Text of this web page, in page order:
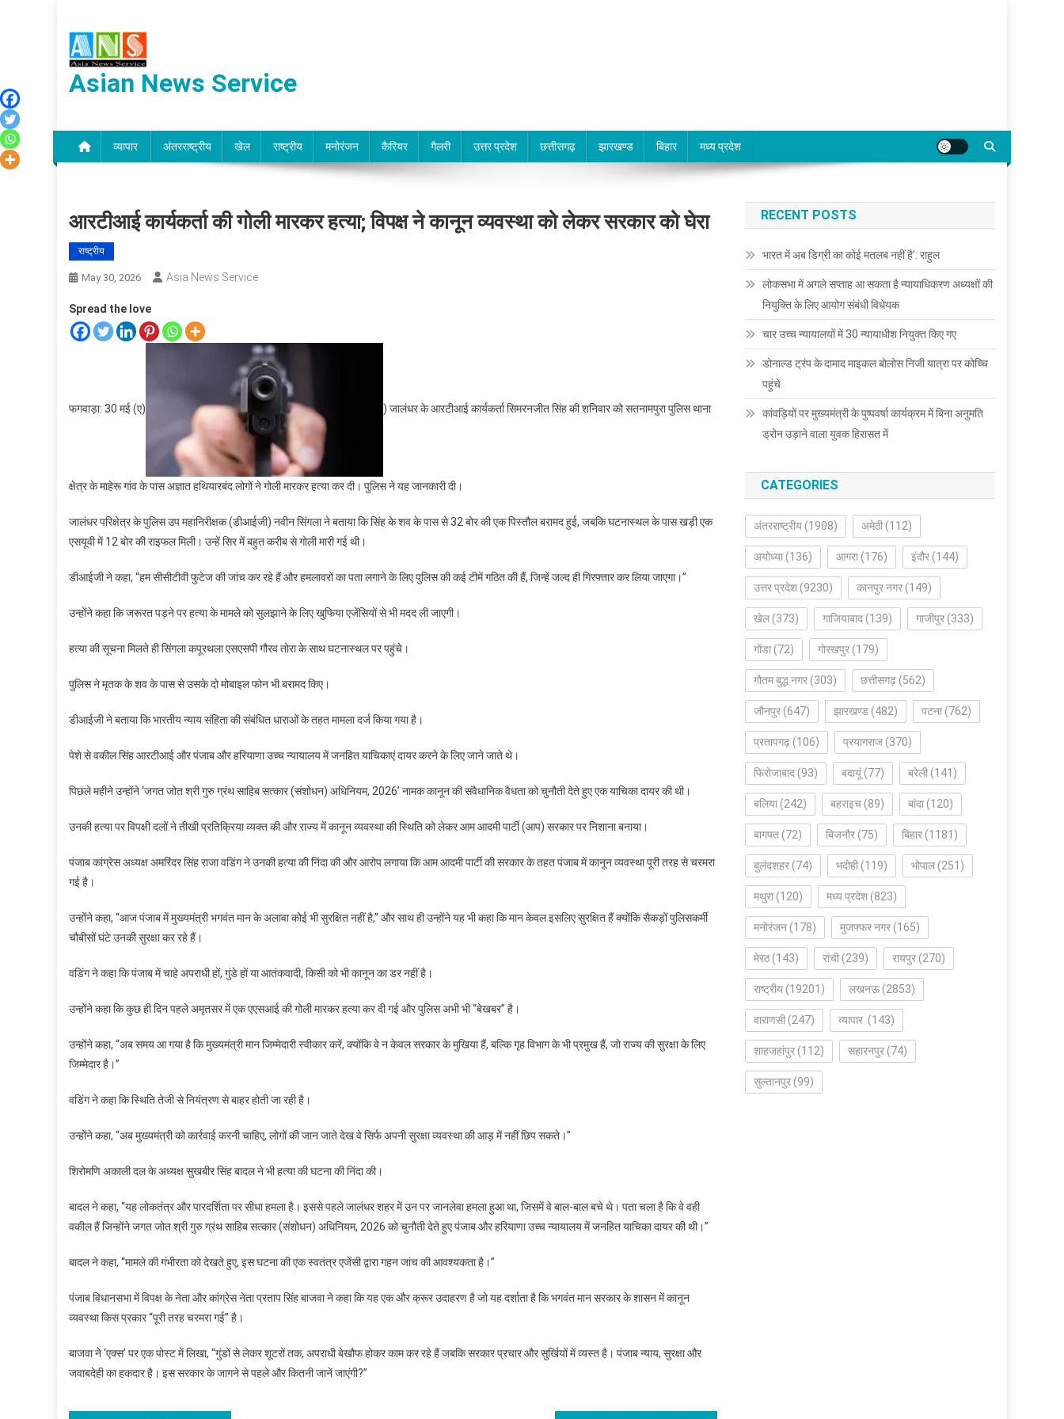
content
Asian News Service
व्यापार अंतरराष्ट्रीय खेल राष्ट्रीय मनोरंजन कैरियर गैलरी उत्तर प्रदेश छत्तीसगढ़ झारखण्ड बिहार मध्य प्रदेश
आरटीआई कार्यकर्ता की गोली मारकर हत्या; विपक्ष ने कानून व्यवस्था को लेकर सरकार को घेरा
राष्ट्रीय
May 30, 2026 Asia News Service
Spread the love
फगवाड़ा: 30 मई (ए) ) जालंधर के आरटीआई कार्यकर्ता सिमरनजीत सिंह की शनिवार को सतनामपुरा पुलिस थाना
क्षेत्र के माहेरू गांव के पास अज्ञात हथियारबंद लोगों ने गोली मारकर हत्या कर दी। पुलिस ने यह जानकारी दी।
जालंधर परिक्षेत्र के पुलिस उप महानिरीक्षक (डीआईजी) नवीन सिंगला ने बताया कि सिंह के शव के पास से 32 बोर की एक पिस्तौल बरामद हुई, जबकि घटनास्थल के पास खड़ी एक
एसयूवी में 12 बोर की राइफल मिली। उन्हें सिर में बहुत करीब से गोली मारी गई थी।
डीआईजी ने कहा, “हम सीसीटीवी फुटेज की जांच कर रहे हैं और हमलावरों का पता लगाने के लिए पुलिस की कई टीमें गठित की हैं, जिन्हें जल्द ही गिरफ्तार कर लिया जाएगा।”
उन्होंने कहा कि जरूरत पड़ने पर हत्या के मामले को सुलझाने के लिए खुफिया एजेंसियों से भी मदद ली जाएगी।
हत्या की सूचना मिलते ही सिंगला कपूरथला एसएसपी गौरव तोरा के साथ घटनास्थल पर पहुंचे।
पुलिस ने मृतक के शव के पास से उसके दो मोबाइल फोन भी बरामद किए।
डीआईजी ने बताया कि भारतीय न्याय संहिता की संबंधित धाराओं के तहत मामला दर्ज किया गया है।
पेशे से वकील सिंह आरटीआई और पंजाब और हरियाणा उच्च न्यायालय में जनहित याचिकाएं दायर करने के लिए जाने जाते थे।
पिछले महीने उन्होंने ‘जगत जोत श्री गुरु ग्रंथ साहिब सत्कार (संशोधन) अधिनियम, 2026’ नामक कानून की संवैधानिक वैधता को चुनौती देते हुए एक याचिका दायर की थी।
उनकी हत्या पर विपक्षी दलों ने तीखी प्रतिक्रिया व्यक्त की और राज्य में कानून व्यवस्था की स्थिति को लेकर आम आदमी पार्टी (आप) सरकार पर निशाना बनाया।
पंजाब कांग्रेस अध्यक्ष अमरिंदर सिंह राजा वडिंग ने उनकी हत्या की निंदा की और आरोप लगाया कि आम आदमी पार्टी की सरकार के तहत पंजाब में कानून व्यवस्था पूरी तरह से चरमरा
गई है।
उन्होंने कहा, “आज पंजाब में मुख्यमंत्री भगवंत मान के अलावा कोई भी सुरक्षित नहीं है,” और साथ ही उन्होंने यह भी कहा कि मान केवल इसलिए सुरक्षित हैं क्योंकि सैकड़ों पुलिसकर्मी
चौबीसों घंटे उनकी सुरक्षा कर रहे हैं।
वडिंग ने कहा कि पंजाब में चाहे अपराधी हों, गुंडे हों या आतंकवादी, किसी को भी कानून का डर नहीं है।
उन्होंने कहा कि कुछ ही दिन पहले अमृतसर में एक एएसआई की गोली मारकर हत्या कर दी गई और पुलिस अभी भी “बेखबर” है।
उन्होंने कहा, “अब समय आ गया है कि मुख्यमंत्री मान जिम्मेदारी स्वीकार करें, क्योंकि वे न केवल सरकार के मुखिया हैं, बल्कि गृह विभाग के भी प्रमुख हैं, जो राज्य की सुरक्षा के लिए
जिम्मेदार है।”
वडिंग ने कहा कि स्थिति तेजी से नियंत्रण से बाहर होती जा रही है।
उन्होंने कहा, “अब मुख्यमंत्री को कार्रवाई करनी चाहिए, लोगों की जान जाते देख वे सिर्फ अपनी सुरक्षा व्यवस्था की आड़ में नहीं छिप सकते।”
शिरोमणि अकाली दल के अध्यक्ष सुखबीर सिंह बादल ने भी हत्या की घटना की निंदा की।
बादल ने कहा, “यह लोकतंत्र और पारदर्शिता पर सीधा हमला है। इससे पहले जालंधर शहर में उन पर जानलेवा हमला हुआ था, जिसमें वे बाल-बाल बचे थे। पता चला है कि वे वही
वकील हैं जिन्होंने जगत जोत श्री गुरु ग्रंथ साहिब सत्कार (संशोधन) अधिनियम, 2026 को चुनौती देते हुए पंजाब और हरियाणा उच्च न्यायालय में जनहित याचिका दायर की थी।”
बादल ने कहा, “मामले की गंभीरता को देखते हुए, इस घटना की एक स्वतंत्र एजेंसी द्वारा गहन जांच की आवश्यकता है।”
पंजाब विधानसभा में विपक्ष के नेता और कांग्रेस नेता प्रताप सिंह बाजवा ने कहा कि यह एक और क्रूर उदाहरण है जो यह दर्शाता है कि भगवंत मान सरकार के शासन में कानून
व्यवस्था किस प्रकार “पूरी तरह चरमरा गई” है।
बाजवा ने ‘एक्स’ पर एक पोस्ट में लिखा, “गुंडों से लेकर शूटरों तक, अपराधी बेखौफ होकर काम कर रहे हैं जबकि सरकार प्रचार और सुर्खियों में व्यस्त है। पंजाब न्याय, सुरक्षा और
जवाबदेही का हकदार है। इस सरकार के जागने से पहले और कितनी जानें जाएंगी?”
RECENT POSTS
भारत में अब डिग्री का कोई मतलब नहीं है’: राहुल
लोकसभा में अगले सप्ताह आ सकता है न्यायाधिकरण अध्यक्षों की
नियुक्ति के लिए आयोग संबंधी विधेयक
चार उच्च न्यायालयों में 30 न्यायाधीश नियुक्त किए गए
डोनाल्ड ट्रंप के दामाद माइकल बोलोस निजी यात्रा पर कोच्चि
पहुंचे
कांवड़ियों पर मुख्यमंत्री के पुष्पवर्षा कार्यक्रम में बिना अनुमति
ड्रोन उड़ाने वाला युवक हिरासत में
CATEGORIES
अंतरराष्ट्रीय (1908) अमेठी (112)
अयोध्या (136) आगरा (176) इंदौर (144)
उत्तर प्रदेश (9230) कानपुर नगर (149)
खेल (373) गाजियाबाद (139) गाजीपुर (333)
गोंडा (72) गोरखपुर (179)
गौतम बुद्ध नगर (303) छत्तीसगढ़ (562)
जौनपुर (647) झारखण्ड (482) पटना (762)
प्रतापगढ़ (106) प्रयागराज (370)
फिरोजाबाद (93) बदायूं (77) बरेली (141)
बलिया (242) बहराइच (89) बांदा (120)
बागपत (72) बिजनौर (75) बिहार (1181)
बुलंदशहर (74) भदोही (119) भोपाल (251)
मथुरा (120) मध्य प्रदेश (823)
मनोरंजन (178) मुजफ्फर नगर (165)
मेरठ(143) रांची (239) रायपुर (270)
राष्ट्रीय (19201) लखनऊ(2853)
वाराणसी (247) व्यापार (143)
शाहजहांपुर (112) सहारनपुर (74)
सुल्तानपुर (99)